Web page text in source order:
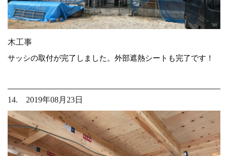
木工事
サッシの取付が完了しました。外部遮熱シートも完了です！
14. 2019年08月23日